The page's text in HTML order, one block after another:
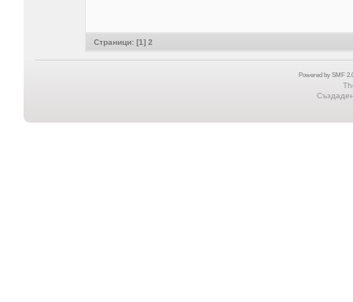
Страници: [1] 2
Powered by SMF